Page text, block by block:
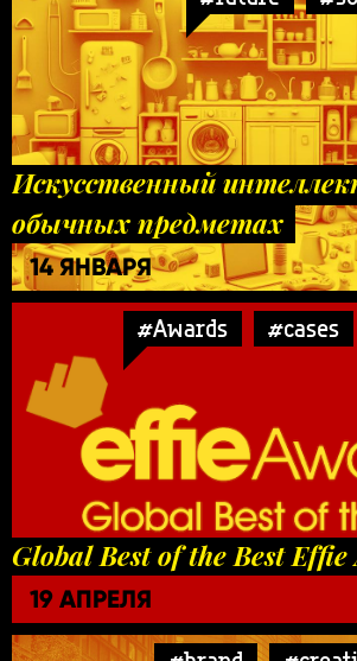
Искусственный
обычных предметах
14 ЯНВАРЯ
#Awards #cases
Global Best of the Best Effie
19 АПРЕЛЯ